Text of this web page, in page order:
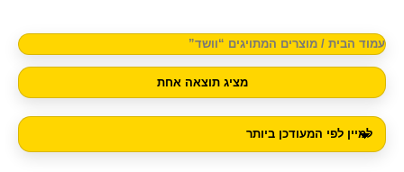
עמוד הבית / מוצרים המתויגים “וושד”
מציג תוצאה אחת